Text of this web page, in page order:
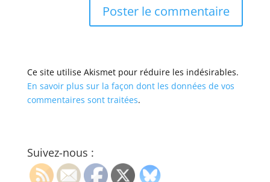
Ce site utilise Akismet pour réduire les indésirables.
En savoir plus sur la façon dont les données de vos
commentaires sont traitées.
Suivez-nous :